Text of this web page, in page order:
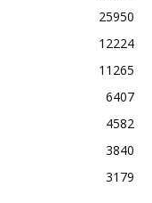
25950
12224
11265
6407
4582
3840
3179